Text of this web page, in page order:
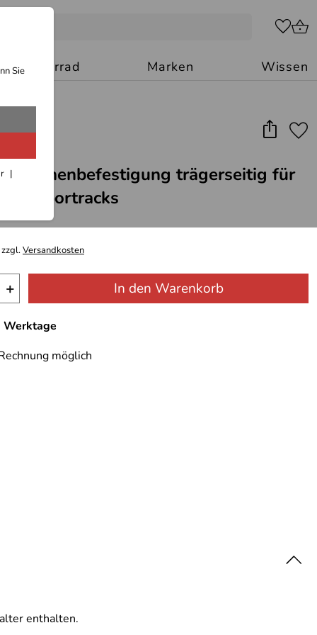
SieMotorrad Marken Wissen
trägerseitig für
/ Sportracks
Versandkosten
+ In den Warenkorb
möglich
enthalten.